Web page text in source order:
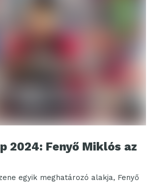
2024: Fenyő Miklós az
egyik meghatározó alakja, Fenyő